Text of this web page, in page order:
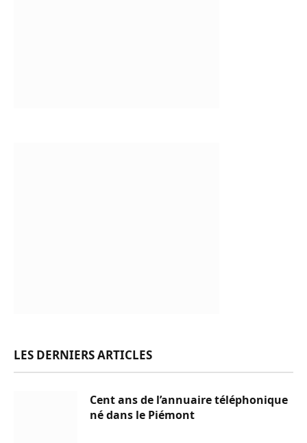
LES DERNIERS ARTICLES
Cent ans de l’annuaire téléphonique
né dans le Piémont